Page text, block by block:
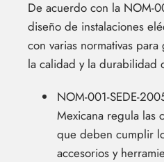
De acuerdo con la NOM-
diseño de instalaciones
con varias normativas
la calidad y la durabilidad
NOM-001-SEDE-
Mexicana regula las
que deben cumplir
accesorios y